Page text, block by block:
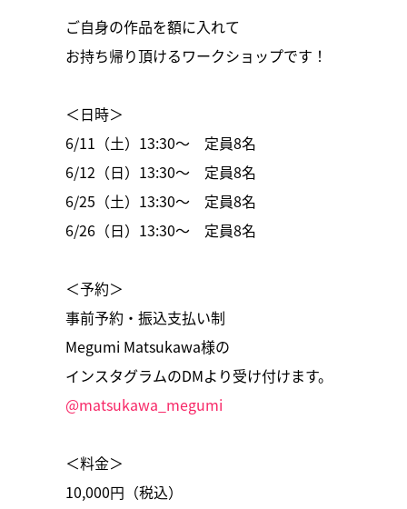
ご自身の作品を額に入れて
お持ち帰り頂けるワークショップです！
＜日時＞
6/11（土）13:30〜 定員8名
6/12（日）13:30〜 定員8名
6/25（土）13:30〜 定員8名
6/26（日）13:30〜 定員8名
＜予約＞
事前予約・振込支払い制
Megumi Matsukawa様の
インスタグラムのDMより受け付けます。
@matsukawa_megumi
＜料金＞
10,000円（税込）